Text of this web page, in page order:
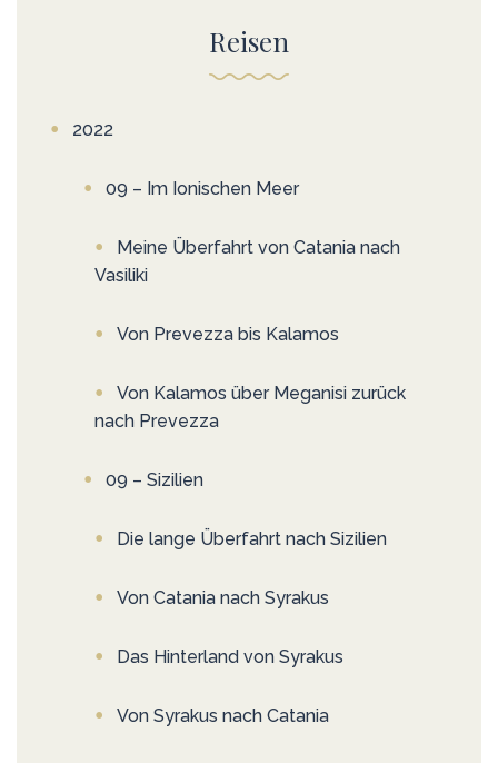
Reisen
2022
09 – Im Ionischen Meer
Meine Überfahrt von Catania nach
Vasiliki
Von Prevezza bis Kalamos
Von Kalamos über Meganisi zurück
nach Prevezza
09 – Sizilien
Die lange Überfahrt nach Sizilien
Von Catania nach Syrakus
Das Hinterland von Syrakus
Von Syrakus nach Catania